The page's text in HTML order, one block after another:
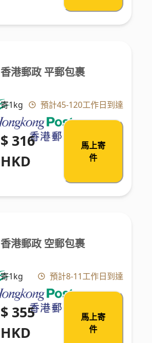
香港郵政 平郵包裹
寄1kg 預計45-120工作日到達
$ 316
HKD
馬上寄
件
香港郵政 空郵包裹
寄1kg 預計8-11工作日到達
$ 355
HKD
馬上寄
件